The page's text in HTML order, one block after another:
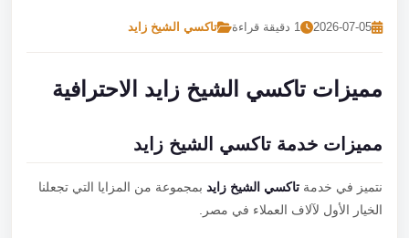
2026-07-05 1 دقيقة قراءة تاكسي الشيخ زايد
مميزات تاكسي الشيخ زايد الاحترافية
مميزات خدمة تاكسي الشيخ زايد
نتميز في خدمةتاكسي الشيخ زايد بمجموعة من المزايا التي تجعلنا
الخيار الأول لآلاف العملاء في مصر.